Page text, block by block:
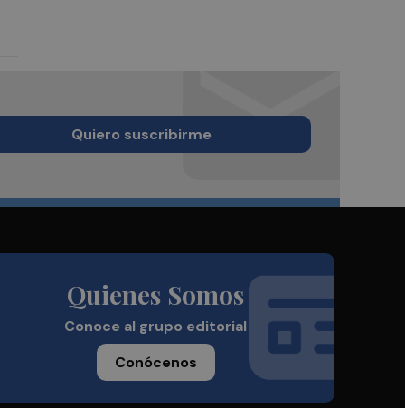
Quiero suscribirme
Quienes Somos
Conoce al grupo editorial
Conócenos